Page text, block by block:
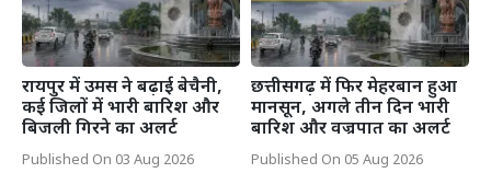
रायपुर में उमस ने बढ़ाई बेचैनी,
कई जिलों में भारी बारिश और
बिजली गिरने का अलर्ट
Published On 03 Aug 2026
छत्तीसगढ़ में फिर मेहरबान हुआ
मानसून, अगले तीन दिन भारी
बारिश और वज्रपात का अलर्ट
Published On 05 Aug 2026